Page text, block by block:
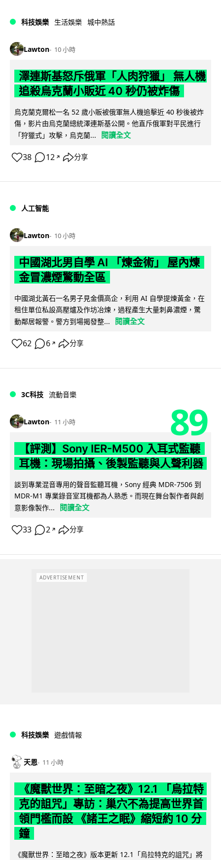
科技娛樂 生活娛樂 城中熱話
Lawton 10 小時
澤連斯基怒斥俄軍「人肉狩獵」 無人機
追殺烏克蘭小販近 40 秒仍被炸傷
烏克蘭克爾松一名 52 歲小販被俄軍無人機追擊近 40 秒後被炸
傷，影片由烏克蘭總統澤連斯基公開。他直斥俄軍對平民進行
「狩獵式」攻擊，烏克蘭...
閱讀全文
38 12 ↗ 分享
人工智能
Lawton 10 小時
中國湖北男自學 AI 「煉金術」 屋內煉
金冒濃煙驚動全區
中國湖北黃石一名男子見金價高企，利用 AI 自學提煉黃金，在
租住單位私設高壓爐及作坊冶煉，過程產生大量刺鼻濃煙，驚
動鄰居報警。警方到場揭發整...
閱讀全文
62 6 ↗ 分享
3C科技 流動音樂
Lawton 11 小時 89
【評測】Sony IER-M500 入耳式監聽
耳機：現場拍攝、後製監聽與人聲利器
談到專業混音專用的聲音監聽耳機，Sony 經典 MDR-7506 到
MDR-M1 專業錄音室耳機都為人熟悉。而現在舞台製作者與創
意影像製作...
閱讀全文
33 2 ↗ 分享
ADVERTISEMENT
科技娛樂 遊戲情報
天恩 11 小時
《魔獸世界：至暗之夜》12.1 「烏拉特
克的詛咒」專訪：巢穴不為提高世界首
領門檻而設 《諸王之眠》縮短約 10 分
鐘
《魔獸世界：至暗之夜》版本更新 12.1「烏拉特克的詛咒」將